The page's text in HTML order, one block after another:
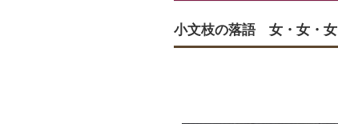
小文枝の落語 女・女・女